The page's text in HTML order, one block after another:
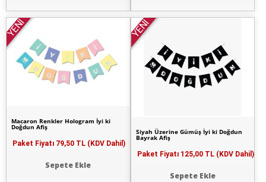
YENİ
Macaron Renkler Hologram İyi ki
Doğdun Afiş
Paket Fiyatı 79,50 TL (KDV Dahil)
Sepete Ekle
YENİ
Siyah Üzerine Gümüş İyi ki Doğdun
Bayrak Afiş
Paket Fiyatı 125,00 TL (KDV Dahil)
Sepete Ekle